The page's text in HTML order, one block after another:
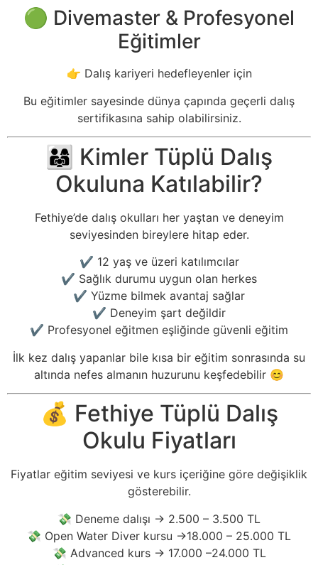
🟢 Divemaster & Profesyonel
Eğitimler
👉 Dalış kariyeri hedefleyenler için
Bu eğitimler sayesinde dünya çapında geçerli dalış
sertifikasına sahip olabilirsiniz.
👨‍👩‍👧 Kimler Tüplü Dalış
Okuluna Katılabilir?
Fethiye’de dalış okulları her yaştan ve deneyim
seviyesinden bireylere hitap eder.
✔️ 12 yaş ve üzeri katılımcılar
✔️ Sağlık durumu uygun olan herkes
✔️ Yüzme bilmek avantaj sağlar
✔️ Deneyim şart değildir
✔️ Profesyonel eğitmen eşliğinde güvenli eğitim
İlk kez dalış yapanlar bile kısa bir eğitim sonrasında su
altında nefes almanın huzurunu keşfedebilir 😊
💰 Fethiye Tüplü Dalış
Okulu Fiyatları
Fiyatlar eğitim seviyesi ve kurs içeriğine göre değişiklik
gösterebilir.
💸 Deneme dalışı → 2.500 – 3.500 TL
💸 Open Water Diver kursu →18.000 – 25.000 TL
💸 Advanced kurs → 17.000 –24.000 TL